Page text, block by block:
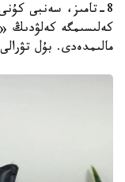
8-تامىز، سەنبى
كەلىسىمگە كەلۋدىڭ
مالىمدەدى. بۇل